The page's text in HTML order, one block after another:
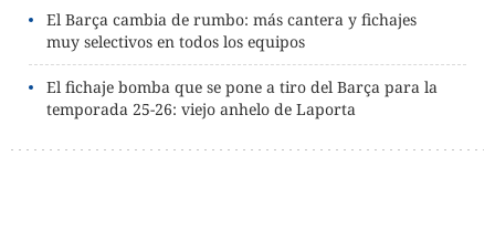
El Barça cambia de rumbo: más cantera y fichajes
muy selectivos en todos los equipos
El fichaje bomba que se pone a tiro del Barça para la
temporada 25-26: viejo anhelo de Laporta